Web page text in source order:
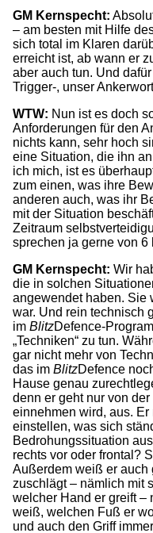
GM Kernspecht:
– am besten mit Hilfe
sich total im Klaren
erreicht ist, ab wann er
aber auch tun. Und
Trigger-, unser
WTW: Nun ist es doch
Anforderungen für den
nichts kann, sehr hoch
eine Situation, die ihn
ich mich, ist es
zum einen, was ihre
anderen auch, was ihr
mit der Situation
Zeitraum
sprechen ja gerne von 6
GM Kernspecht: Wir
die in solchen
angewendet haben. Sie
war. Und rein technisch
im BlitzDefence-
„Techniken“ zu tun.
gar nicht mehr von
das im BlitzDefence
Hause genau
denn er geht nur von
einnehmen wird, aus.
einstellen, was sich
Bedrohungssituation
rechts vor oder frontal?
Außerdem weiß er auch
zuschlägt – nämlich mit
welcher Hand er greift –
weiß, welchen Fuß er
und auch den Griff